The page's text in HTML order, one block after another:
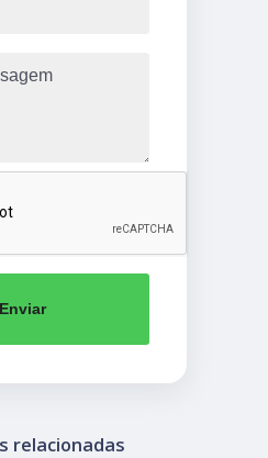
Enviar
relacionadas